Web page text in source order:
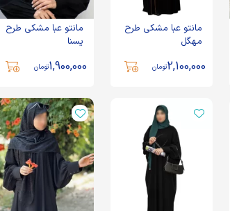
آذر
مانتو عبا مشکی طرح
2,100,000تومان
مانتو عبایی کد 0058
مانتو عبا مشکی طرح
مهگل
2,100,000تومان
مانتو عبا مشکی طرح
یسنا
1,900,000تومان